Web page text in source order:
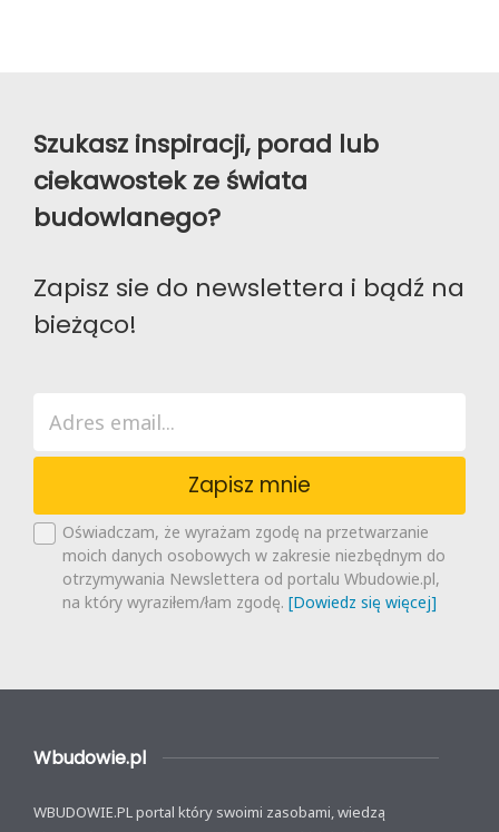
Szukasz inspiracji, porad lub
ciekawostek ze świata
budowlanego?
Zapisz sie do newslettera i bądź na
bieżąco!
Zapisz mnie
Oświadczam, że wyrażam zgodę na przetwarzanie
moich danych osobowych w zakresie niezbędnym do
otrzymywania Newslettera od portalu Wbudowie.pl,
na który wyraziłem/łam zgodę. [Dowiedz się więcej]
Wbudowie.pl
WBUDOWIE.PL portal który swoimi zasobami, wiedzą